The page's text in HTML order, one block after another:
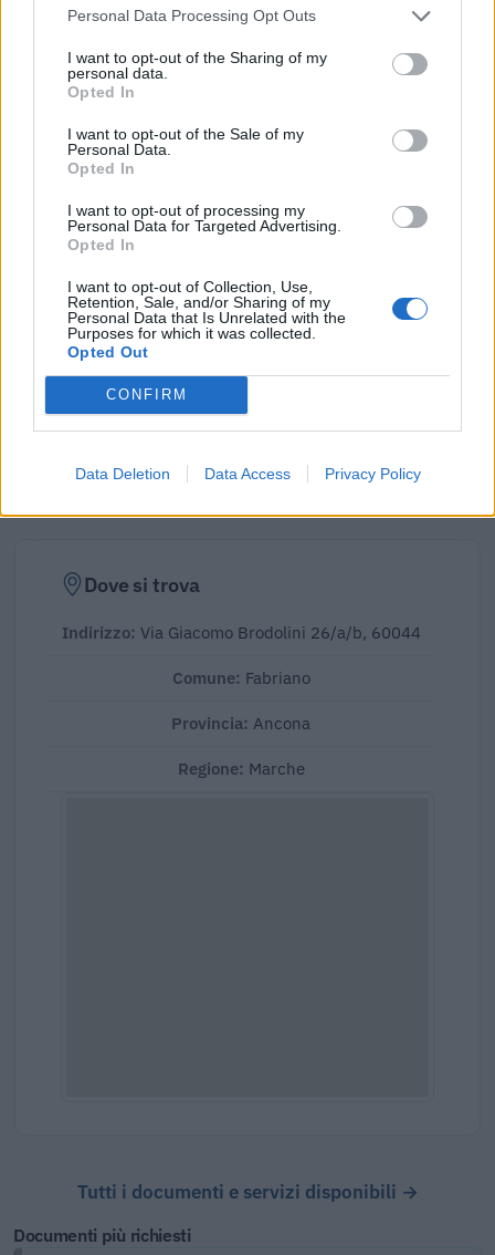
Personal Data Processing Opt Outs
I want to opt-out of the Sharing of my
personal data.
Opted In
I want to opt-out of the Sale of my
Personal Data.
Opted In
I want to opt-out of processing my
Personal Data for Targeted Advertising.
Opted In
I want to opt-out of Collection, Use,
Retention, Sale, and/or Sharing of my
Personal Data that Is Unrelated with the
Purposes for which it was collected.
Opted Out
CONFIRM
Data Deletion Data Access Privacy Policy
Esonero dal versamento dei contributi previdenziali
per l'assunzione di giovani lavoratori ( art. 1 comma 10-15
L. 178/
inps
72 euro
Fonte:Registro Nazionale Aiuti di Stato (RNA)
– Open Data, licenza
IODL 2.0. Dati aggiornati al 2026-07-02.
Il fatturato di Italiana Parquet S.r.l. (3.491.579 euro) è
superiore alla mediana delle aziende dello stesso settore
in provincia di AN (1.235.185 euro), calcolata su 44
Dove si trova
Indirizzo: Via Giacomo Brodolini 26/a/b, 60044
Comune: Fabriano
Provincia: Ancona
Regione: Marche
Tutti i documenti e servizi disponibili →
Documenti più richiesti